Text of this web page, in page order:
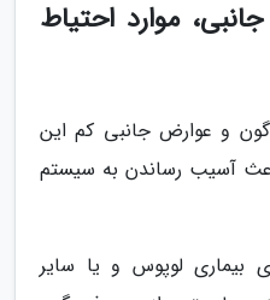
موارد احتیاط
و عوارض جانبی کم این
آسیب رساندن به سیستم
بیماری لوپوس و یا سایر